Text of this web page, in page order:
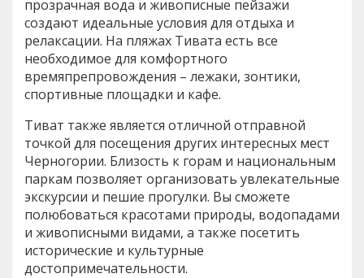
прозрачная вода и живописные пейзажи
создают идеальные условия для отдыха и
релаксации. На пляжах Тивата есть все
необходимое для комфортного
времяпрепровождения – лежаки, зонтики,
спортивные площадки и кафе.
Тиват также является отличной отправной
точкой для посещения других интересных мест
Черногории. Близость к горам и национальным
паркам позволяет организовать увлекательные
экскурсии и пешие прогулки. Вы сможете
полюбоваться красотами природы, водопадами
и живописными видами, а также посетить
исторические и культурные
достопримечательности.